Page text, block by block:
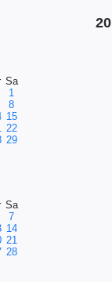
Sa
1
8
15
22
29
Sa
7
14
21
28